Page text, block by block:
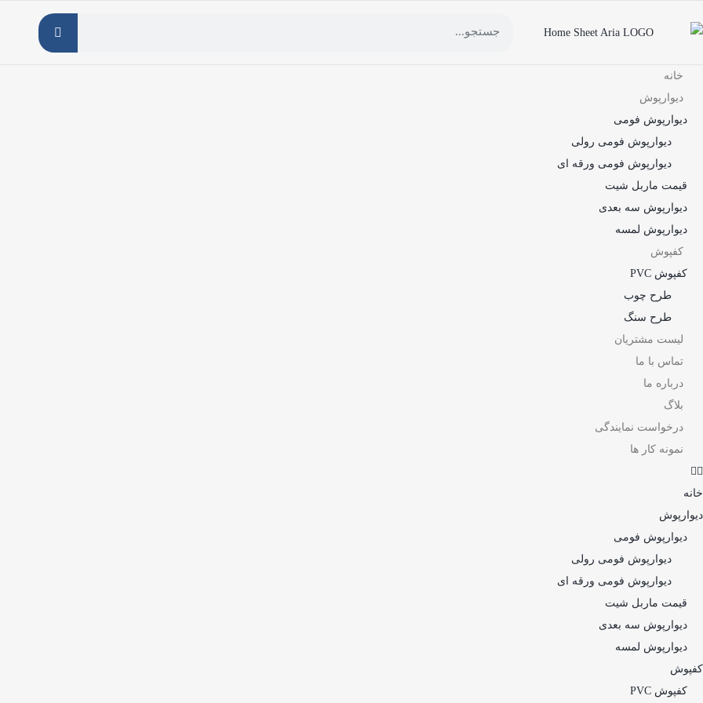
خانه
دیوارپوش
دیوارپوش فومی
دیوارپوش فومی رولی
دیوارپوش فومی ورقه ای
قیمت ماربل شیت
دیوارپوش سه بعدی
دیوارپوش لمسه
کفپوش
کفپوش PVC
طرح چوب
طرح سنگ
لیست مشتریان
تماس با ما
درباره ما
بلاگ
درخواست نمایندگی
نمونه کار ها
خانه
دیوارپوش
دیوارپوش فومی
دیوارپوش فومی رولی
دیوارپوش فومی ورقه ای
قیمت ماربل شیت
دیوارپوش سه بعدی
دیوارپوش لمسه
کفپوش
کفپوش PVC